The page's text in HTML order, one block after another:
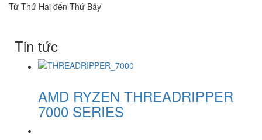
Từ Thứ Hai đến Thứ Bảy
Tin tức
AMD RYZEN THREADRIPPER
7000 SERIES